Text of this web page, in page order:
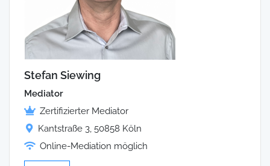
Stefan Siewing
Mediator
Zertifizierter Mediator
Kantstraße 3, 50858 Köln
Online-Mediation möglich